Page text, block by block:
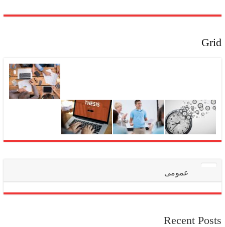
Grid
عمومی
Recent Posts